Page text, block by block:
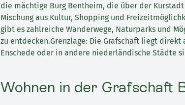
die mächtige Burg Bentheim, die über der
Mischung aus Kultur, Shopping und
gibt es zahlreiche Wanderwege, Naturparks und
zu entdecken.Grenzlage: Die Grafschaft liegt
Enschede oder in andere niederländische Städte
Wohnen in der Grafschaft